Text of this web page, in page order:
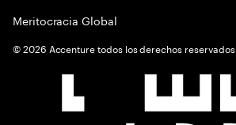
Meritocracia Global
©2026 Accenture todos los derechos reservados